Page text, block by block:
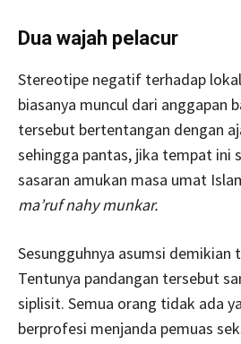
Dua wajah pelacur
Stereotipe negatif terhadap
biasanya muncul dari anggapan
tersebut bertentangan dengan
sehingga pantas, jika tempat ini
sasaran amukan masa umat
ma’ruf nahy munkar.
Sesungguhnya asumsi demikian
Tentunya pandangan tersebut
siplisit. Semua orang tidak ada
berprofesi menjanda pemuas